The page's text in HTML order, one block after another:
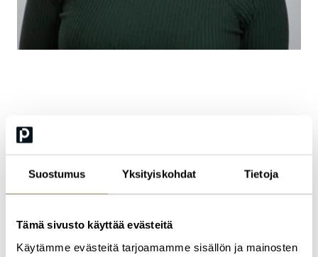
Suostumus Yksityiskohdat Tietoja
Tämä sivusto käyttää evästeitä
Käytämme evästeitä tarjoamamme sisällön ja mainosten
Koskinen